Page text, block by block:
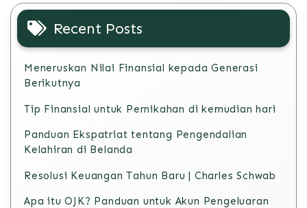
Recent Posts
Meneruskan Nilai Finansial kepada Generasi
Berikutnya
Tip Finansial untuk Pernikahan di kemudian hari
Panduan Ekspatriat tentang Pengendalian
Kelahiran di Belanda
Resolusi Keuangan Tahun Baru | Charles Schwab
Apa itu OJK? Panduan untuk Akun Pengeluaran